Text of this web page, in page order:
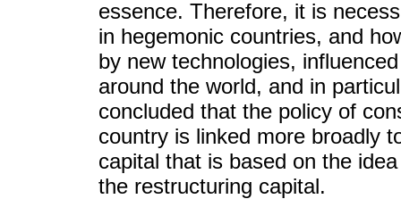
essence. Therefore, it is
in hegemonic countries, and
by new technologies,
around the world, and in
concluded that the policy of
country is linked more broadly
capital that is based on the
the restructuring capital.